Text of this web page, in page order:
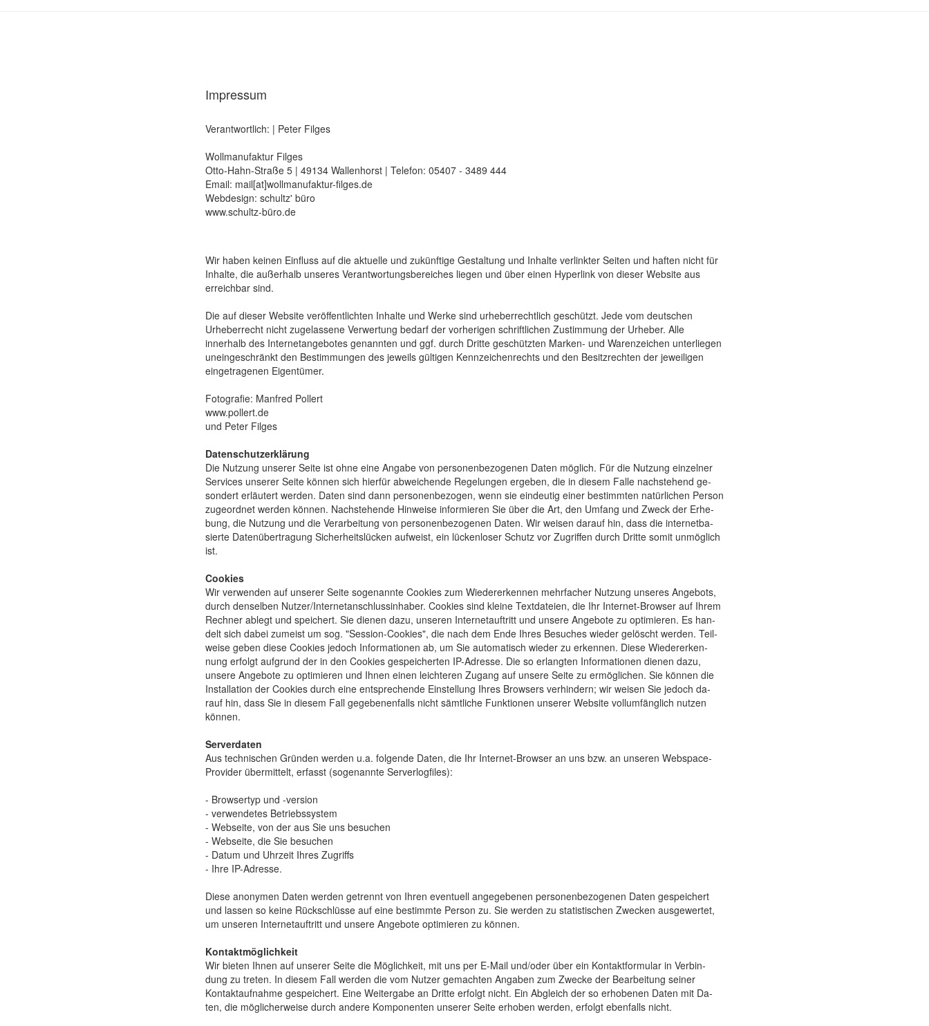
Impressum
Verantwortlich: | Peter Filges
Wollmanufaktur Filges
Otto-Hahn-Straße 5 | 49134 Wallenhorst | Telefon: 05407 - 3489 444
Email: mail[at]wollmanufaktur-filges.de
Webdesign: schultz' büro
www.schultz-büro.de
Wir haben keinen Ein­fluss auf die aktuelle und zukünf­tige Gestal­tung und Inhalte verlinkter Seiten und haften nicht für
Inhalte, die außerhalb unseres Verant­wortungs­bereiches liegen und über einen Hyper­link von dieser Web­site aus
erreichbar sind.
Die auf dieser Website veröffentlichten Inhalte und Werke sind urheber­rechtlich geschützt. Jede vom deutschen
Urheberrecht nicht zugelassene Verwertung bedarf der vorherigen schriftlichen Zustimmung der Urheber. Alle
innerhalb des Internetangebotes genannten und ggf. durch Dritte geschützten Marken- und Waren­zeichen unter­liegen
unein­geschränkt den Bestim­mungen des jeweils gültigen Kenn­zeichen­rechts und den Besitz­rechten der jeweiligen
einge­tragenen Eigen­tümer.
Fotografie: Manfred Pollert
www.pollert.de
und Peter Filges
Datenschutzerklärung
Die Nutzung unserer Seite ist ohne eine An­gabe von per­sonen­be­zoge­nen Daten möglich. Für die Nut­zung einzelner
Ser­vices unserer Seite können sich hierfür ab­wei­chen­de Re­ge­lun­gen erge­ben, die in diesem Falle nachs­tehend ge­
son­dert erläu­tert werden. Daten sind dann personen­bezogen, wenn sie ein­deutig einer be­stimm­ten na­tür­lichen Per­son
zu­geord­net wer­den können. Nach­stehende Hin­weise in­for­mieren Sie über die Art, den Um­fang und Zweck der Er­he­
bung, die Nut­zung und die Ver­arbeitung von personen­bezogenen Da­ten. Wir weisen darauf hin, dass die in­ternet­ba­
sierte Daten­über­tragung Sicherheits­lücken aufweist, ein lücken­loser Schutz vor Zu­grif­fen durch Dritte somit un­mög­lich
ist.
Cookies
Wir ver­wen­den auf unserer Seite so­genann­te Coo­kies zum Wieder­erken­nen mehr­facher Nut­zung un­seres An­gebots,
durch den­selben Nutzer/Inter­netan­schluss­in­haber. Cookies sind kleine Text­da­teien, die Ihr Inter­net-Browser auf Ihrem
Rech­ner ablegt und spei­chert. Sie die­nen dazu, unseren Inter­netauf­tritt und unsere An­gebo­te zu opti­mie­ren. Es han­
delt sich da­bei zu­meist um sog. "Session-Cookies", die nach dem Ende Ihres Be­suches wie­der ge­löscht wer­den. Teil­
weise geben diese Coo­kies jedoch In­forma­tionen ab, um Sie auto­matisch wieder zu erkennen. Diese Wieder­erken­
nung er­folgt auf­grund der in den Cookies ge­speicher­ten ­IP-Adresse. Die so er­langten Infor­matio­nen die­nen da­zu,
unsere An­gebo­te zu opti­mie­ren und Ihnen einen leich­teren Zu­gang auf unsere Sei­te zu ermög­lichen. Sie kön­nen die
In­stal­la­tion der Cookies durch eine ent­sprechen­de Ein­stel­lung Ihres Browsers ver­hindern; wir wei­sen Sie je­doch da­
rauf hin, dass Sie in diesem Fall ge­ge­benen­falls nicht sämt­liche Funk­tionen unserer Web­site voll­umfäng­lich nut­zen
kön­nen.
Serverdaten
Aus tech­nischen Gründ­en werden u.a. folgende Da­ten, die Ihr Inter­net-Browser an uns bzw. an unseren Web­space-
Provider übe­rmittelt, erf­asst (soge­nannte Serve­rlogf­iles):
- Browsertyp und -version
- verwendetes Betriebssystem
- Webseite, von der aus Sie uns besuchen
- Webseite, die Sie besuchen
- Datum und Uhrzeit Ihres Zugriffs
- Ihre IP-Adresse.
Diese anonymen Daten wer­den getrennt von Ihren even­tuell ange­gebenen personen­bezogenen Da­ten ge­speichert
und lassen so keine Rück­schlüsse auf eine be­stimmte Per­son zu. Sie wer­den zu statis­tischen Zwecken aus­gewertet,
um unseren Internet­auftritt und unsere An­gebote opti­mieren zu kön­nen.
Kontaktmöglichkeit
Wir bieten Ihnen auf unserer Sei­te die Mög­lich­keit, mit uns per E-Mail und/oder über ein Kontakt­formu­lar in Ver­bin­
dung zu tret­en. In die­sem Fall werden die vom Nut­zer ge­machten An­gab­en zum Zwecke der Be­arbei­tung seiner
Kontakt­aufnahme ge­speichert. Eine Weiter­gabe an Dritte erfolgt nicht. Ein Ab­gleich der so erho­benen Da­ten mit Da­
ten, die mög­licher­weise durch andere Kompo­nenten unserer Sei­te erhoben werden, er­folgt eben­falls nicht.